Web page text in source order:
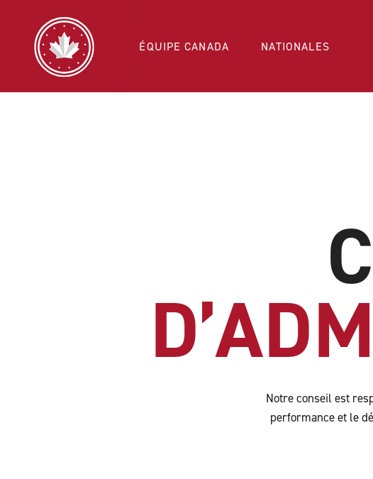
ÉQUIPE CANADA NATIONALES
Notre conseil est
performance et le